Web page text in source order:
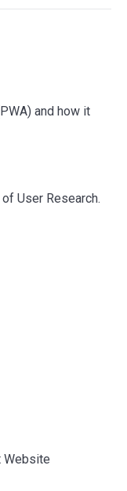
and how it
User Research.
Website